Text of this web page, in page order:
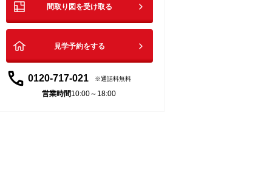
間取り図を受け取る
見学予約をする
0120-717-021 通話料無料
営業時間10:00～18:00